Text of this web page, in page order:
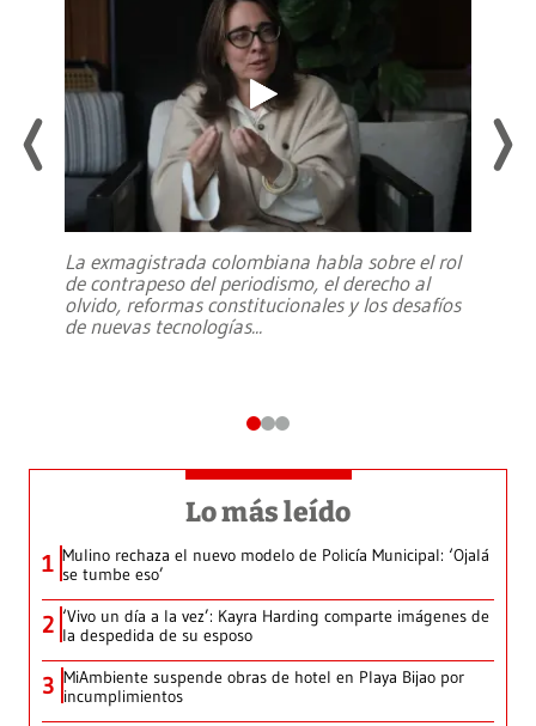
La exmagistrada colombiana habla sobre el rol
de contrapeso del periodismo, el derecho al
olvido, reformas constitucionales y los desafíos
de nuevas tecnologías...
Lo más leído
1 Mulino rechaza el nuevo modelo de Policía Municipal: ‘Ojalá
se tumbe eso’
2 ‘Vivo un día a la vez’: Kayra Harding comparte imágenes de
la despedida de su esposo
3 MiAmbiente suspende obras de hotel en Playa Bijao por
incumplimientos